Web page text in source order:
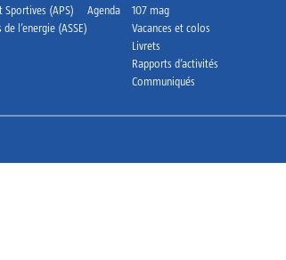
Sportives (APS)
l’energie (ASSE)
Agenda
107 mag
Vacances et colos
Livrets
Rapports d’activités
Communiqués